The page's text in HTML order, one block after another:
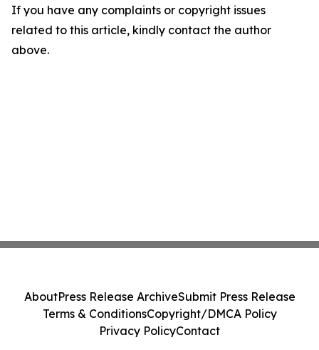
If you have any complaints or copyright issues
related to this article, kindly contact the author
above.
AboutPress Release ArchiveSubmit Press Release
Terms & ConditionsCopyright/DMCA Policy
Privacy PolicyContact